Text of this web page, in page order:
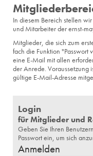
In die­sem Be­reich stel­len
und Mit­ar­bei­ter der ernst-
Mit­glie­der, die sich zum
fach die Funk­ti­on "Pass­wort
eine E-Mail mit allen
der An­re­de. Vor­aus­set­zung
gül­ti­ge E-Mail-Adres­se
Login
für Mitglieder und
Geben Sie Ihren
Passwort ein, um sich
Anmelden